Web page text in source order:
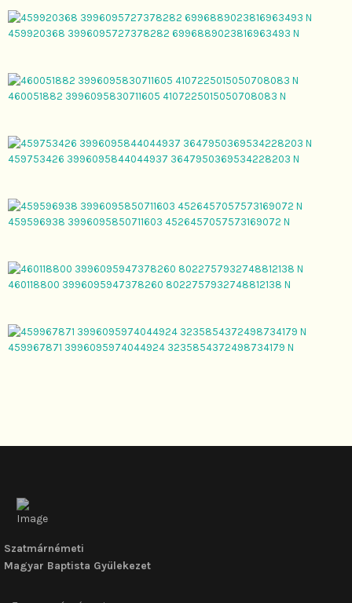
459920368 3996095727378282 6996889023816963493 N
460051882 3996095830711605 4107225015050708083 N
459753426 3996095844044937 3647950369534228203 N
459596938 3996095850711603 4526457057573169072 N
460118800 3996095947378260 8022757932748812138 N
459967871 3996095974044924 3235854372498734179 N
Szatmárnémeti
Magyar Baptista Gyülekezet